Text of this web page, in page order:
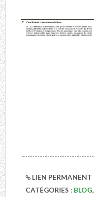
LIEN PERMANENT
CATÉGORIES : BLOG,